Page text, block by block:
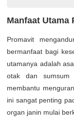
Manfaat Utama
Promavit
bermanfaat bagi
utamanya adalah
otak dan sumsum
membantu
ini sangat penting
organ janin mulai